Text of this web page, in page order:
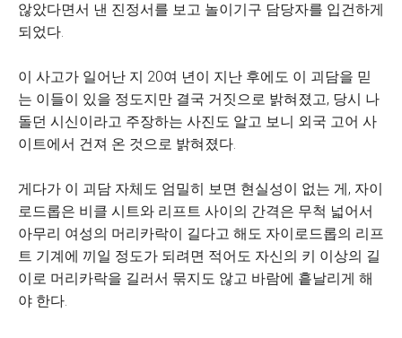
않았다면서 낸 진정서를 보고 놀이기구 담당자를 입건하게
되었다.
이 사고가 일어난 지 20여 년이 지난 후에도 이 괴담을 믿
는 이들이 있을 정도지만 결국 거짓으로 밝혀졌고, 당시 나
돌던 시신이라고 주장하는 사진도 알고 보니 외국 고어 사
이트에서 건져 온 것으로 밝혀졌다.
게다가 이 괴담 자체도 엄밀히 보면 현실성이 없는 게, 자이
로드롭은 비클 시트와 리프트 사이의 간격은 무척 넓어서
아무리 여성의 머리카락이 길다고 해도 자이로드롭의 리프
트 기계에 끼일 정도가 되려면 적어도 자신의 키 이상의 길
이로 머리카락을 길러서 묶지도 않고 바람에 흩날리게 해
야 한다.